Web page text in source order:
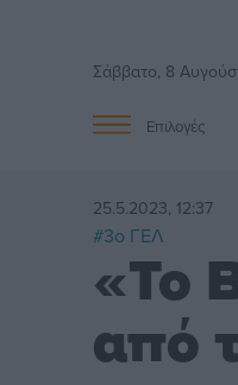
Σάββατο, 8
Επιλογές
25.5.2023, 12:37
#3ο ΓΕΛ
«Το
από